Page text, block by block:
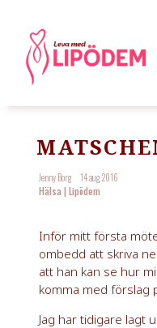
Jenny Borg
14 aug, 2016
Hälsa |Lipödem
Inför mitt första
ombedd att skriva
att han kan se hur
komma med förslag
Jag har tidigare lagt